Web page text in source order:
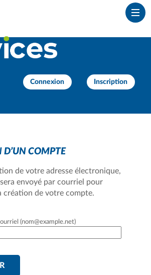
Connexion Inscription
D’UN COMPTE
de votre adresse électronique,
envoyé par courriel pour
création de votre compte.
(nom@example.net)